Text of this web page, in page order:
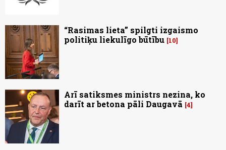
“Rasimas lieta” spilgti izgaismo
politiķu liekulīgo būtību 10
Arī satiksmes ministrs nezina, ko
darīt ar betona pāli Daugavā 4